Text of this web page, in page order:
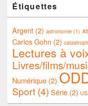
Étiquettes
Argent (2) astronomie (1)
Carlos Gohn (2)
Lectures à
Livres/films/
Numérique (2)
Sport (4) Série (2)